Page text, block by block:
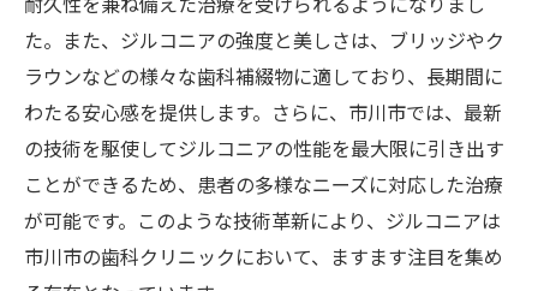
た。また、ジルコニアの強度と美しさは、ブリッジやク
ラウンなどの様々な歯科補綴物に適しており、長期間に
わたる安心感を提供します。さらに、市川市では、最新
の技術を駆使してジルコニアの性能を最大限に引き出す
ことができるため、患者の多様なニーズに対応した治療
が可能です。このような技術革新により、ジルコニアは
市川市の歯科クリニックにおいて、ますます注目を集め